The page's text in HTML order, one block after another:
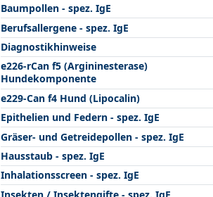
Baumpollen - spez. IgE
Berufsallergene - spez. IgE
Diagnostikhinweise
e226-rCan f5 (Argininesterase)
Hundekomponente
e229-Can f4 Hund (Lipocalin)
Epithelien und Federn - spez. IgE
Gräser- und Getreidepollen - spez. IgE
Hausstaub - spez. IgE
Inhalationsscreen - spez. IgE
Insekten / Insektengifte - spez. IgE